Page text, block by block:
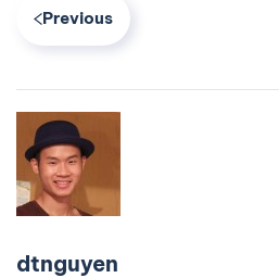
Previous
dtnguyen